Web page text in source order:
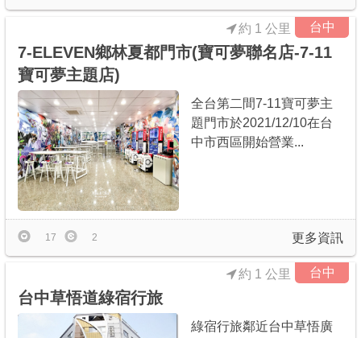
台中
約 1 公里
7-ELEVEN鄉林夏都門市(寶可夢聯名店-7-11
寶可夢主題店)
全台第二間7-11寶可夢主
題門市於2021/12/10在台
中市西區開始營業...
更多資訊
17 2
台中
約 1 公里
台中草悟道綠宿行旅
綠宿行旅鄰近台中草悟廣